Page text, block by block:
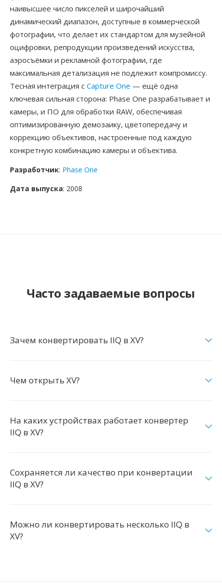
наивысшее число пикселей и широчайший
динамический диапазон, доступные в коммерческой
фотографии, что делает их стандартом для музейной
оцифровки, репродукции произведений искусства,
аэросъёмки и рекламной фотографии, где
максимальная детализация не подлежит компромиссу.
Тесная интеграция с Capture One — ещё одна
ключевая сильная сторона: Phase One разрабатывает и
камеры, и ПО для обработки RAW, обеспечивая
оптимизированную демозаику, цветопередачу и
коррекцию объективов, настроенные под каждую
конкретную комбинацию камеры и объектива.
Разработчик: Phase One
Дата выпуска: 2008
Часто задаваемые вопросы
Зачем конвертировать IIQ в XV?
Чем открыть XV?
На каких устройствах работает конвертер
IIQ в XV?
Сохраняется ли качество при конвертации
IIQ в XV?
Можно ли конвертировать несколько IIQ в
XV?